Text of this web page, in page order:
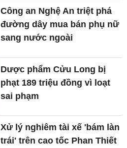
Công an Nghệ An triệt phá
đường dây mua bán phụ nữ
sang nước ngoài
Dược phẩm Cửu Long bị
phạt 189 triệu đồng vì loạt
sai phạm
Xử lý nghiêm tài xế 'bám làn
trái' trên cao tốc Phan Thiết